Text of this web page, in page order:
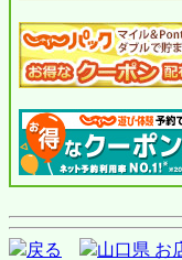
戻る 山口県 お